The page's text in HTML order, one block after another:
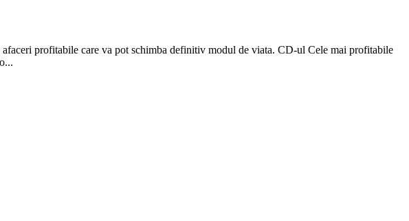
profitabile care va pot schimba definitiv modul de viata. CD-ul Cele mai profitabile